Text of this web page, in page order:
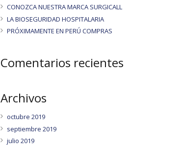
CONOZCA NUESTRA MARCA SURGICALL
LA BIOSEGURIDAD HOSPITALARIA
PRÓXIMAMENTE EN PERÚ COMPRAS
Comentarios recientes
Archivos
octubre 2019
septiembre 2019
julio 2019